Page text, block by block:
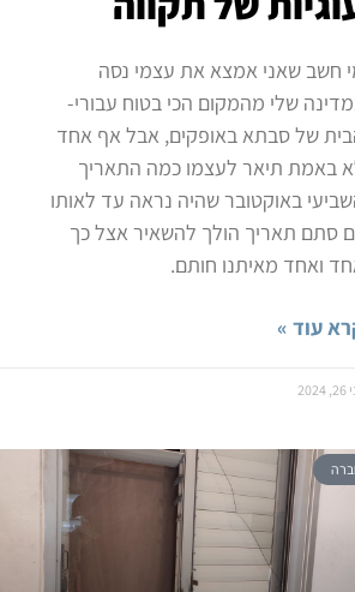
חשב שאני אמצא את עצמי נסה
שלי מהמקום הכי בטוח עבורי-
של סבתא באופקים, אבל אף אחד
באמת תיאר לעצמו כמה התאריך
באוקטובר שהיה נראה עד לאותו
סתם תאריך הולך להשאיר אצל כך
ואחד מאיתנו חותם.
עוד »